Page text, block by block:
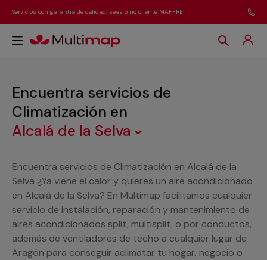
Servicios con garantía de calidad, seas o no cliente MAPFRE
Encuentra servicios de
Climatización en
Alcalá de la Selva
Encuentra servicios de Climatización en Alcalá de la
Selva ¿Ya viene el calor y quieres un aire acondicionado
en Alcalá de la Selva? En Multimap facilitamos cualquier
servicio de instalación, reparación y mantenimiento de
aires acondicionados split, multisplit, o por conductos,
además de ventiladores de techo a cualquier lugar de
Aragón para conseguir aclimatar tu hogar, negocio o